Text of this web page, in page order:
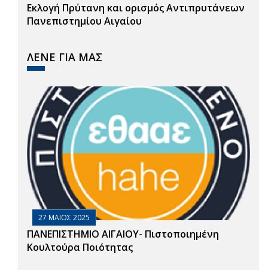
Εκλογή Πρύτανη και ορισμός Αντιπρυτάνεων
Πανεπιστημίου Αιγαίου
ΛΕΝΕ ΓΙΑ ΜΑΣ
27 ΜΑΙΟΣ 2025
ΠΑΝΕΠΙΣΤΗΜΙΟ ΑΙΓΑΙΟΥ- Πιστοποιημένη
Κουλτούρα Ποιότητας